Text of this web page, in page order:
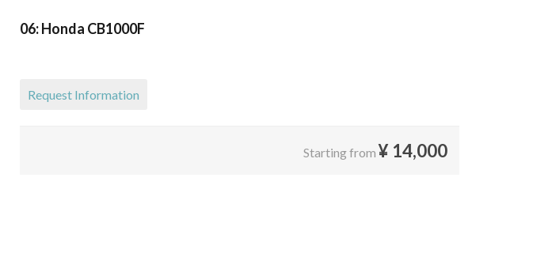
06: Honda CB1000F
Request Information
Starting from ¥ 14,000